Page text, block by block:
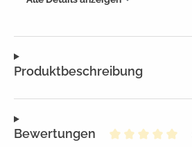
Produktbeschreibung
Bewertungen